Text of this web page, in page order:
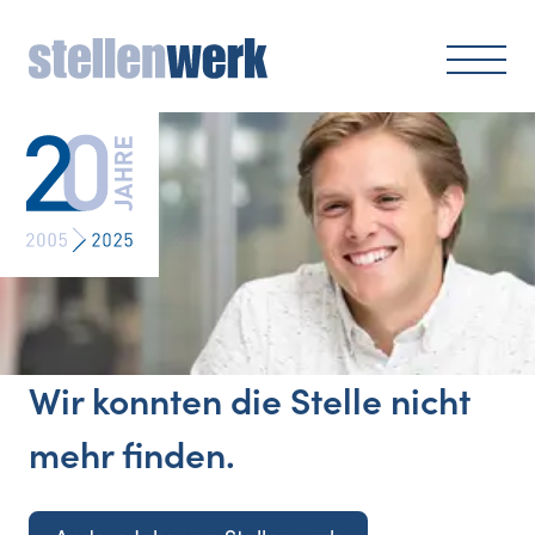
Wir konnten die Stelle nicht
mehr finden.